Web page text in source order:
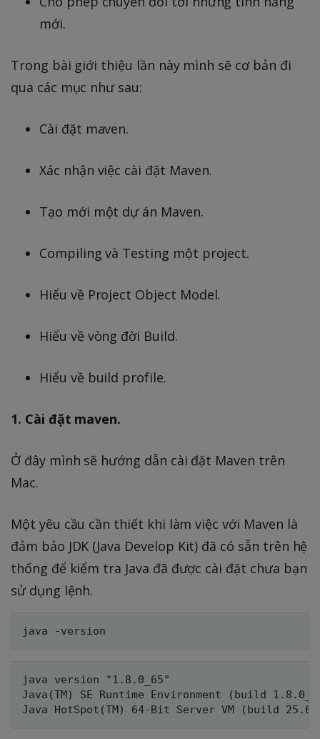
mới.
Trong bài giới thiệu lần này mình sẽ cơ bản đi
qua các mục như sau:
Cài đặt maven.
Xác nhận việc cài đặt Maven.
Tạo mới một dự án Maven.
Compiling và Testing một project.
Hiểu về Project Object Model.
Hiểu về vòng đời Build.
Hiểu về build profile.
1. Cài đặt maven.
Ở đây mình sẽ hướng dẫn cài đặt Maven trên
Mac.
Một yêu cầu cần thiết khi làm việc với Maven là
đảm bảo JDK (Java Develop Kit) đã có sẵn trên hệ
thống để kiểm tra Java đã được cài đặt chưa bạn
sử dụng lệnh.
java version "1.8.0_65"
Java(TM) SE Runtime Environment (build